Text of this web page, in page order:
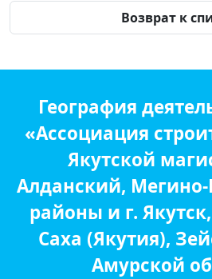
Возврат к
География
«Ассоциация
Якутской
Алданский,
районы и г.
Саха (Якутия),
Амурской